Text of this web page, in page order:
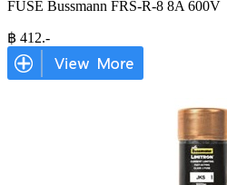
FUSE Bussmann FRS-R-8 8A 600V
฿ 412.-